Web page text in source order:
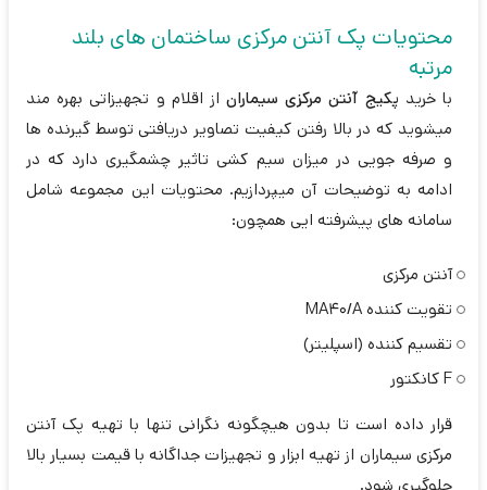
محتویات پک آنتن مرکزی ساختمان های بلند
مرتبه
با خرید پکیج آنتن مرکزی سیماراناز اقلام و تجهیزاتی بهره مند
میشوید که در بالا رفتن کیفیت تصاویر دریافتی توسط گیرنده ها
و صرفه جویی در میزان سیم کشی تاثیر چشمگیری دارد که در
ادامه به توضیحات آن میپردازیم. محتویات این مجموعه شامل
سامانه های پیشرفته ایی همچون:
آنتن مرکزی
تقویت کننده MA40/A
تقسیم کننده (اسپلیتر)
F کانکتور
قرار داده است تا بدون هیچگونه نگرانی تنها با تهیه پک آنتن
مرکزی سیماران از تهیه ابزار و تجهیزات جداگانه با قیمت بسیار بالا
جلوگیری شود.